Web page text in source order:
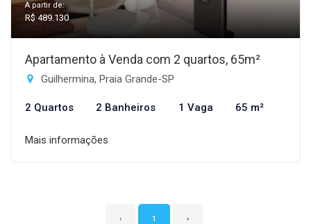
A partir de:
R$ 489.130
Apartamento à Venda com 2 quartos, 65m²
Guilhermina, Praia Grande-SP
2 Quartos 2 Banheiros 1 Vaga 65 m²
Mais informações
‹ 1 ›